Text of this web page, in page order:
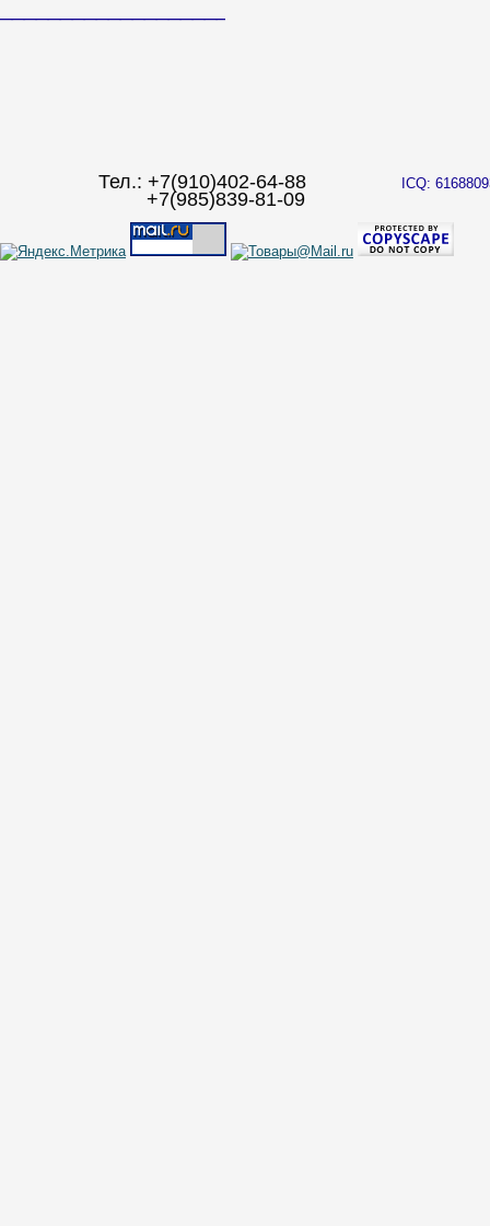
Тел.: +7(910)402-64-88
+7(985)839-81-09
ICQ: